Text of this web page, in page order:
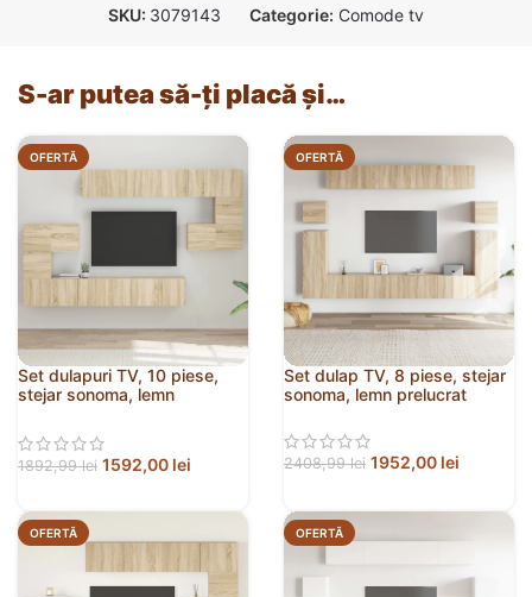
SKU: 3079143 Categorie: Comode tv
S-ar putea să-ți placă și…
OFERTĂ
Set dulapuri TV, 10 piese,
stejar sonoma, lemn
1892,99lei 1592,00 lei
OFERTĂ
Set dulap TV, 8 piese, stejar
sonoma, lemn prelucrat
2408,99lei 1952,00 lei
OFERTĂ OFERTĂ